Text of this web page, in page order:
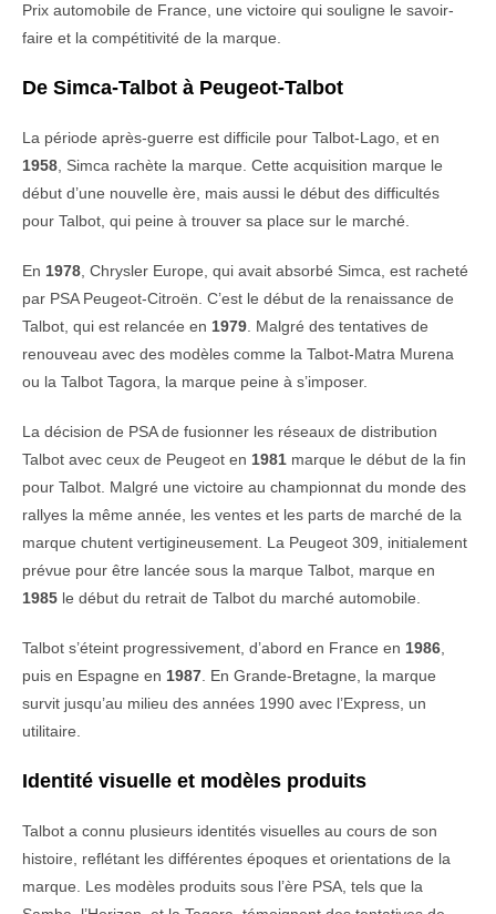
Prix automobile de France, une victoire qui souligne le savoir-
faire et la compétitivité de la marque.
De Simca-Talbot à Peugeot-Talbot
La période après-guerre est difficile pour Talbot-Lago, et en
1958, Simca rachète la marque. Cette acquisition marque le
début d’une nouvelle ère, mais aussi le début des difficultés
pour Talbot, qui peine à trouver sa place sur le marché.
En 1978, Chrysler Europe, qui avait absorbé Simca, est racheté
par PSA Peugeot-Citroën. C’est le début de la renaissance de
Talbot, qui est relancée en 1979. Malgré des tentatives de
renouveau avec des modèles comme la Talbot-Matra Murena
ou la Talbot Tagora, la marque peine à s’imposer.
La décision de PSA de fusionner les réseaux de distribution
Talbot avec ceux de Peugeot en 1981 marque le début de la fin
pour Talbot. Malgré une victoire au championnat du monde des
rallyes la même année, les ventes et les parts de marché de la
marque chutent vertigineusement. La Peugeot 309, initialement
prévue pour être lancée sous la marque Talbot, marque en
1985 le début du retrait de Talbot du marché automobile.
Talbot s’éteint progressivement, d’abord en France en 1986,
puis en Espagne en 1987. En Grande-Bretagne, la marque
survit jusqu’au milieu des années 1990 avec l’Express, un
utilitaire.
Identité visuelle et modèles produits
Talbot a connu plusieurs identités visuelles au cours de son
histoire, reflétant les différentes époques et orientations de la
marque. Les modèles produits sous l’ère PSA, tels que la